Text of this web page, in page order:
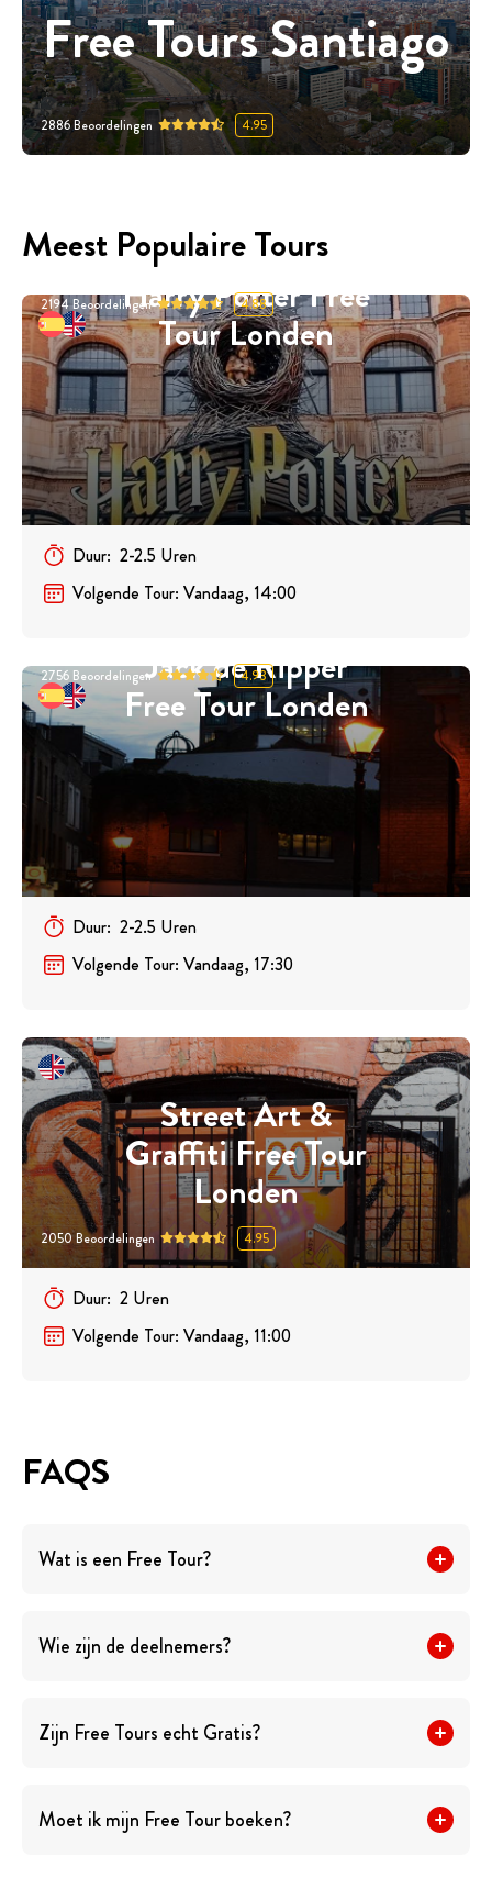
Free Tours Santiago
2886Beoordelingen 4.95
Meest Populaire Tours
Harry Potter Free
Tour Londen
2194Beoordelingen 4.88
Duur: 2-2.5 Uren
Volgende Tour: Vandaag, 14:00
Jack de Ripper
Free Tour Londen
2756 Beoordelingen 4.93
Duur: 2-2.5 Uren
Volgende Tour: Vandaag, 17:30
Street Art &
Graffiti Free Tour
Londen
2050 Beoordelingen 4.95
Duur: 2 Uren
Volgende Tour: Vandaag, 11:00
FAQS
Wat is een Free Tour?
Wie zijn de deelnemers?
Zijn Free Tours echt Gratis?
Moet ik mijn Free Tour boeken?